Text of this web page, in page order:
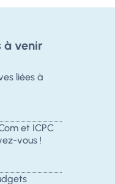
à venir
liées à
et ICPC
vous !